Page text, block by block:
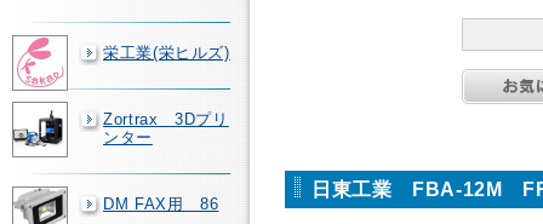
栄工業(栄ヒルズ)
Zortrax 3Dプリ
ンター
DM FAX用 86
日東工業 FBA-12M